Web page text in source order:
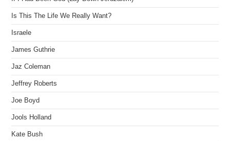
Is This The Life We Really Want?
Israele
James Guthrie
Jaz Coleman
Jeffrey Roberts
Joe Boyd
Jools Holland
Kate Bush